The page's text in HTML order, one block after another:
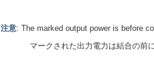
注意: The marked output power is before
マークされた出力電力は結合の前にあ